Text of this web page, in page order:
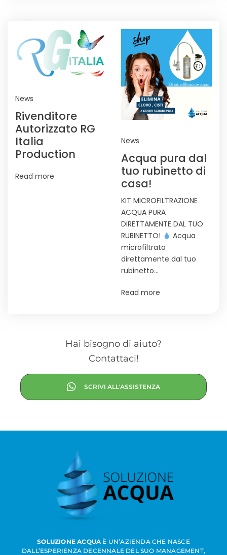
News
Rivenditore
Autorizzato RG
Italia
Production
Read more
News
Acqua pura dal
tuo rubinetto di
casa!
KIT MICROFILTRAZIONE
ACQUA PURA
DIRETTAMENTE DAL TUO
RUBINETTO!
Acqua
microfiltrata
direttamente dal tuo
rubinetto…
Read more
Hai bisogno di aiuto?
Contattaci!
SCRIVI ALL'ASSISTENZA
SOLUZIONE ACQUA È UN’AZIENDA CHE NASCE
DALL’ESPERIENZA DECENNALE DEL SUO MANAGEMENT,